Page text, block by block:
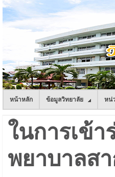
หน้าหลัก ข้อมูลวิทยาลัย หน่
ในการเข้า
พยาบาลสากล